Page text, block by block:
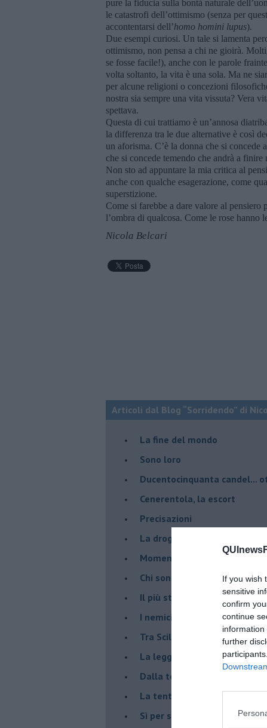
If you wish
sensitive
confirm
continue
further
pure la fiducia sulla bontà naturale
le catastrofi dell’ottimismo (senza per
accontentarsi dell’homo homini lupus).
Due esempi curiosi. Un tale si lamenta
ottimismo, non pensa a chi ne gioirà.
se fosse facile!), anche con le parole
volta soltanto, la vita è una sola. Ma ne
per alcune religioni o concezioni
nostra sia sempre una vita vissuta? Vera
spettava.
Questa di cui trattiamo è un’annosa
la differenza tra le due alternative è così
un aforisma. C’è la donna che si concede
che si concede temendo che andrà a
Non sto ad appuntare la mia critica al
anche con qualche esagerazione, come
superstizione.
Come si farebbe a dare valore al
l’ombra di qualcosa. Come le rose hanno
Nicola Belcari
Articoli dal Blog “Sorridendo” di
La fine del mondo
Sono loro
Ducentocinquanta candel...
Cenerentola, la escort
Precisazioni
La droga del potere
Momenti (e
Chi sono?
Il più stupido dei mondi
I nemici della verità
Tra Scilla e Cariddi
La legge del più forte
Dalla terra alla luna
La tentazione
​Sì per sempre? O no al